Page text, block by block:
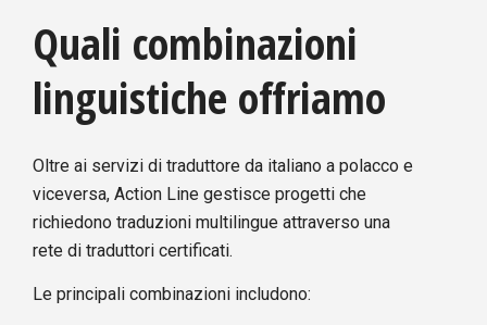
Quali combinazioni
linguistiche offriamo
Oltre ai servizi di traduttore da italiano a polacco e
viceversa, Action Line gestisce progetti che
richiedono traduzioni multilingue attraverso una
rete di traduttori certificati.
Le principali combinazioni includono: